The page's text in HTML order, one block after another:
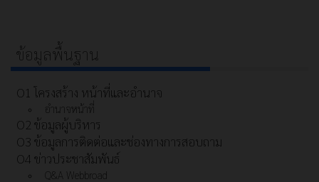
ข้อมูลพื้นฐาน
O1 โครงสร้าง หน้าที่และอำนาจ
อำนาจหน้าที่
O2 ข้อมูลผู้บริหาร
O3 ข้อมูลการติดต่อและช่องทางการสอบถาม
O4 ข่าวประชาสัมพันธ์
Q&A Webbroad